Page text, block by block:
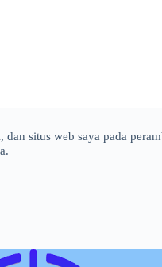
dan situs web saya pada